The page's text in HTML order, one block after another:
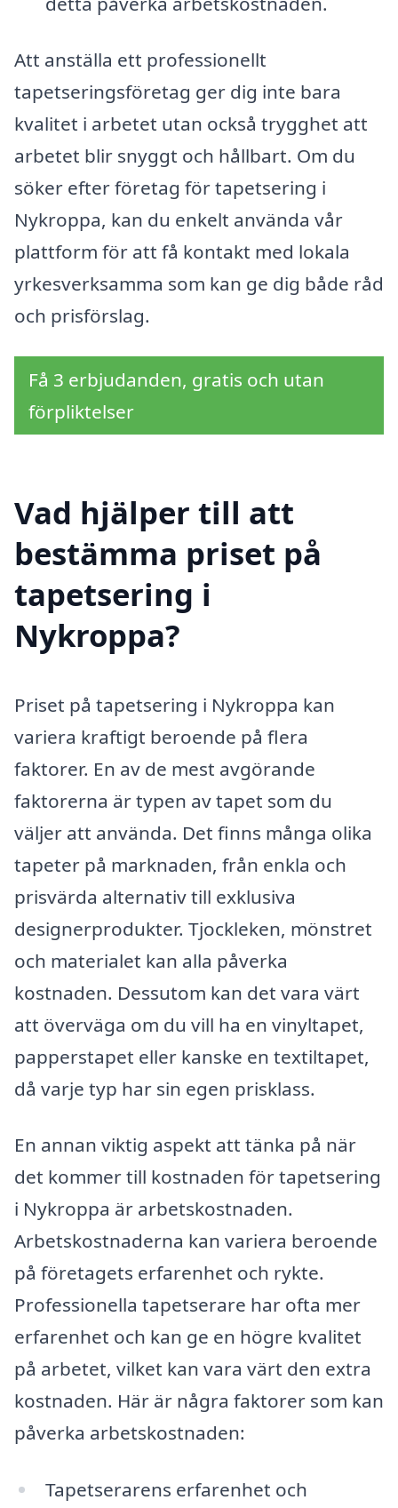
Att anställa ett professionellt
tapetseringsföretag ger dig inte bara
kvalitet i arbetet utan också trygghet att
arbetet blir snyggt och hållbart. Om du
söker efter företag för tapetsering i
Nykroppa, kan du enkelt använda vår
plattform för att få kontakt med lokala
yrkesverksamma som kan ge dig både råd
och prisförslag.
Få 3 erbjudanden, gratis och utan
förpliktelser
Vad hjälper till att
bestämma priset på
tapetsering i
Nykroppa?
Priset på tapetsering i Nykroppa kan
variera kraftigt beroende på flera
faktorer. En av de mest avgörande
faktorerna är typen av tapet som du
väljer att använda. Det finns många olika
tapeter på marknaden, från enkla och
prisvärda alternativ till exklusiva
designerprodukter. Tjockleken, mönstret
och materialet kan alla påverka
kostnaden. Dessutom kan det vara värt
att överväga om du vill ha en vinyltapet,
papperstapet eller kanske en textiltapet,
då varje typ har sin egen prisklass.
En annan viktig aspekt att tänka på när
det kommer till kostnaden för tapetsering
i Nykroppa är arbetskostnaden.
Arbetskostnaderna kan variera beroende
på företagets erfarenhet och rykte.
Professionella tapetserare har ofta mer
erfarenhet och kan ge en högre kvalitet
på arbetet, vilket kan vara värt den extra
kostnaden. Här är några faktorer som kan
påverka arbetskostnaden:
Tapetserarens erfarenhet och